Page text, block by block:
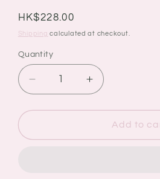
Regular
price
HK$228.00
Shipping calculated at checkout.
Quantity
Quantity
Decrease
quantity
for
|
Increase
quantity
for
Voluspa
|
Add to